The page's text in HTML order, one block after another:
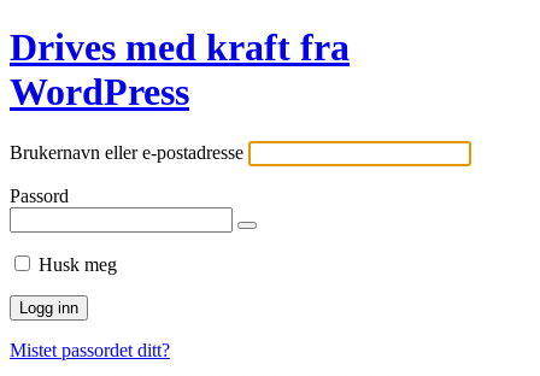
Drives med kraft fra
WordPress
Brukernavn eller e-postadresse
Passord
Husk meg
Mistet passordet ditt?